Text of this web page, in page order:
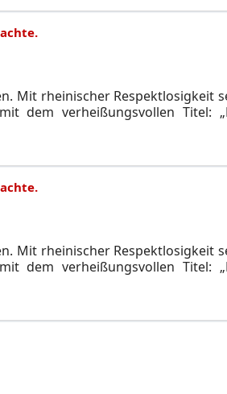
Mit rheinischer Respektlosigkeit
dem verheißungsvollen Titel:
Mit rheinischer Respektlosigkeit
dem verheißungsvollen Titel: